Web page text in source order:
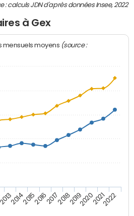
: calculs JDN d'après données Insee, 2022
à Gex
mensuels moyens (source :
201420152016201720182019202020212022